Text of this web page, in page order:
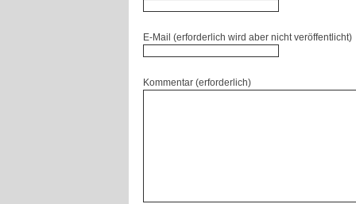
E-Mail (erforderlich wird aber nicht veröffentlicht)
Kommentar (erforderlich)